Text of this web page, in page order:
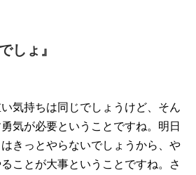
しょ』
気持ちは同じでしょうけど、そん
気が必要ということですね。明日
きっとやらないでしょうから、や
ことが大事ということですね。さ